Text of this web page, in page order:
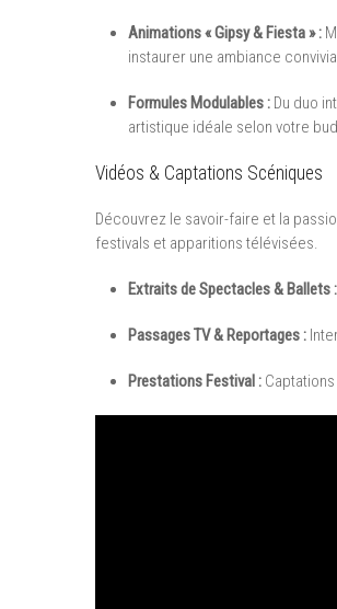
Animations « Gipsy & Fiesta » :
instaurer une ambiance
Formules Modulables : Du duo
artistique idéale selon votre
Vidéos & Captations Scéniques
Découvrez le savoir-faire et la
festivals et apparitions télévisées.
Extraits de Spectacles & Ballets :
Passages TV & Reportages :
Prestations Festival :